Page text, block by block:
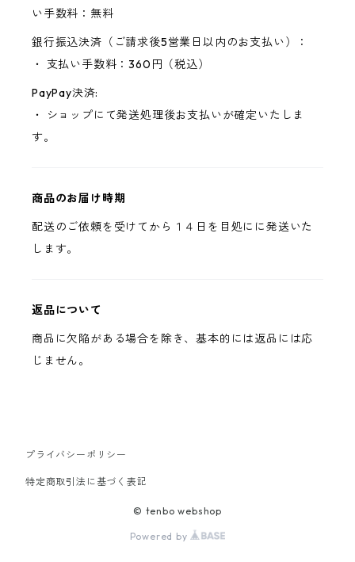
い手数料：無料
銀行振込決済（ご請求後5営業日以内のお支払い）：
・ 支払い手数料：360円（税込）
PayPay決済:
・ ショップにて発送処理後お支払いが確定いたしま
す。
商品のお届け時期
配送のご依頼を受けてから１４日を目処にに発送いた
します。
返品について
商品に欠陥がある場合を除き、基本的には返品には応
じません。
プライバシーポリシー
特定商取引法に基づく表記
© tenbo webshop
Powered by